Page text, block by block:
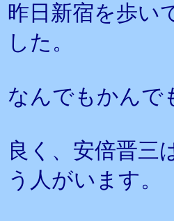
昨日新宿を歩い
した。
なんでもかんで
良く、安倍晋三
う人がいます。